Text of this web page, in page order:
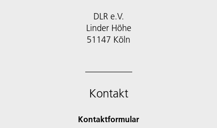
DLR e.V.
Linder Höhe
51147 Köln
Kontakt
Kontaktformular